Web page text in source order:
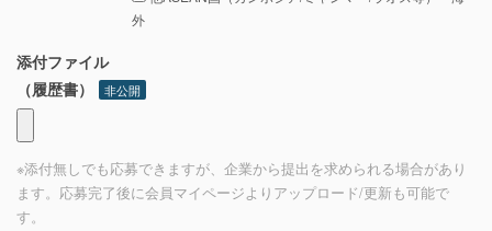
外
添付ファイル
（履歴書）
非公開
※添付無しでも応募できますが、企業から提出を求められる場合があり
ます。応募完了後に会員マイページよりアップロード/更新も可能で
す。